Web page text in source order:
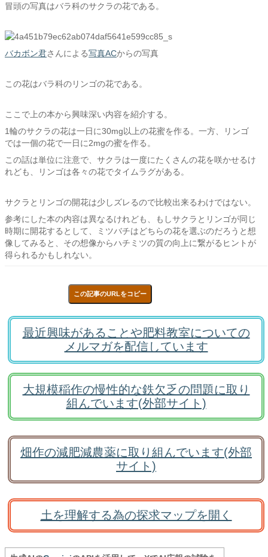
冒頭の写真はバラ科のサクラの花である。
バカボン君さんによる写真ACからの写真
この花はバラ科のリンゴの花である。
ここで上の本から興味深い内容を紹介する。
1輪のサクラの花は一日に30mg以上の花蜜を作る。一方、リンゴ
では一個の花で一日に2mgの蜜を作る。
この話は単位に注意で、サクラは一度にたくさんの花を咲かせるけ
れども、リンゴは各々の花でタイムラグがある。
サクラとリンゴの開花は少しズレるので比較出来るわけではない。
参考にした本の内容は異なるけれども、もしサクラとリンゴが同じ
時期に開花するとして、ミツバチはどちらの花を選ぶのだろうと想
像してみると、その想像からハチミツの質の向上に繋がるヒントが
得られるかもしれない。
この記事のURLをコピー
最近興味があることや肥料教室についての
メルマガを配信しています
大規模稲作の慢性的な鉄欠乏の問題に取り
組んでいます(外部サイト)
畑作の減肥減農薬に取り組んでいます(外部
サイト)
土を理解する為の探求マップを開く